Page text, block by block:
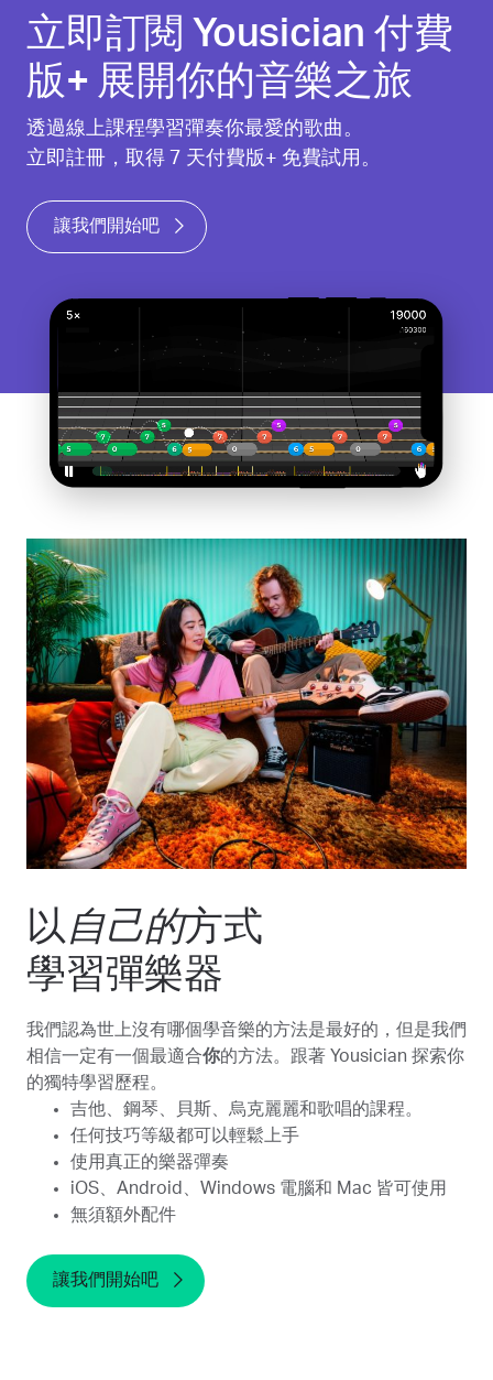
立即訂閱 Yousician 付費
版+ 展開你的音樂之旅
透過線上課程學習彈奏你最愛的歌曲。
立即註冊，取得 7 天付費版+ 免費試用。
讓我們開始吧
以 自己的方式
學習彈樂器
我們認為世上沒有哪個學音樂的方法是最好的，但是我們
相信一定有一個最適合你的方法。跟著 Yousician 探索你
的獨特學習歷程。
吉他、鋼琴、貝斯、烏克麗麗和歌唱的課程。
任何技巧等級都可以輕鬆上手
使用真正的樂器彈奏
iOS、Android、Windows 電腦和 Mac 皆可使用
無須額外配件
讓我們開始吧